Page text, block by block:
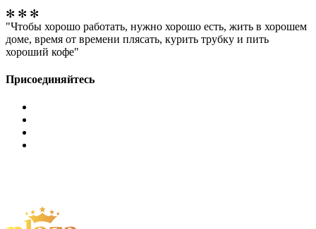
✻ ✻ ✻
"Чтобы хорошо работать, нужно хорошо есть, жить в хорошем
доме, время от времени плясать, курить трубку и пить
хороший кофе"
Присоединяйтесь